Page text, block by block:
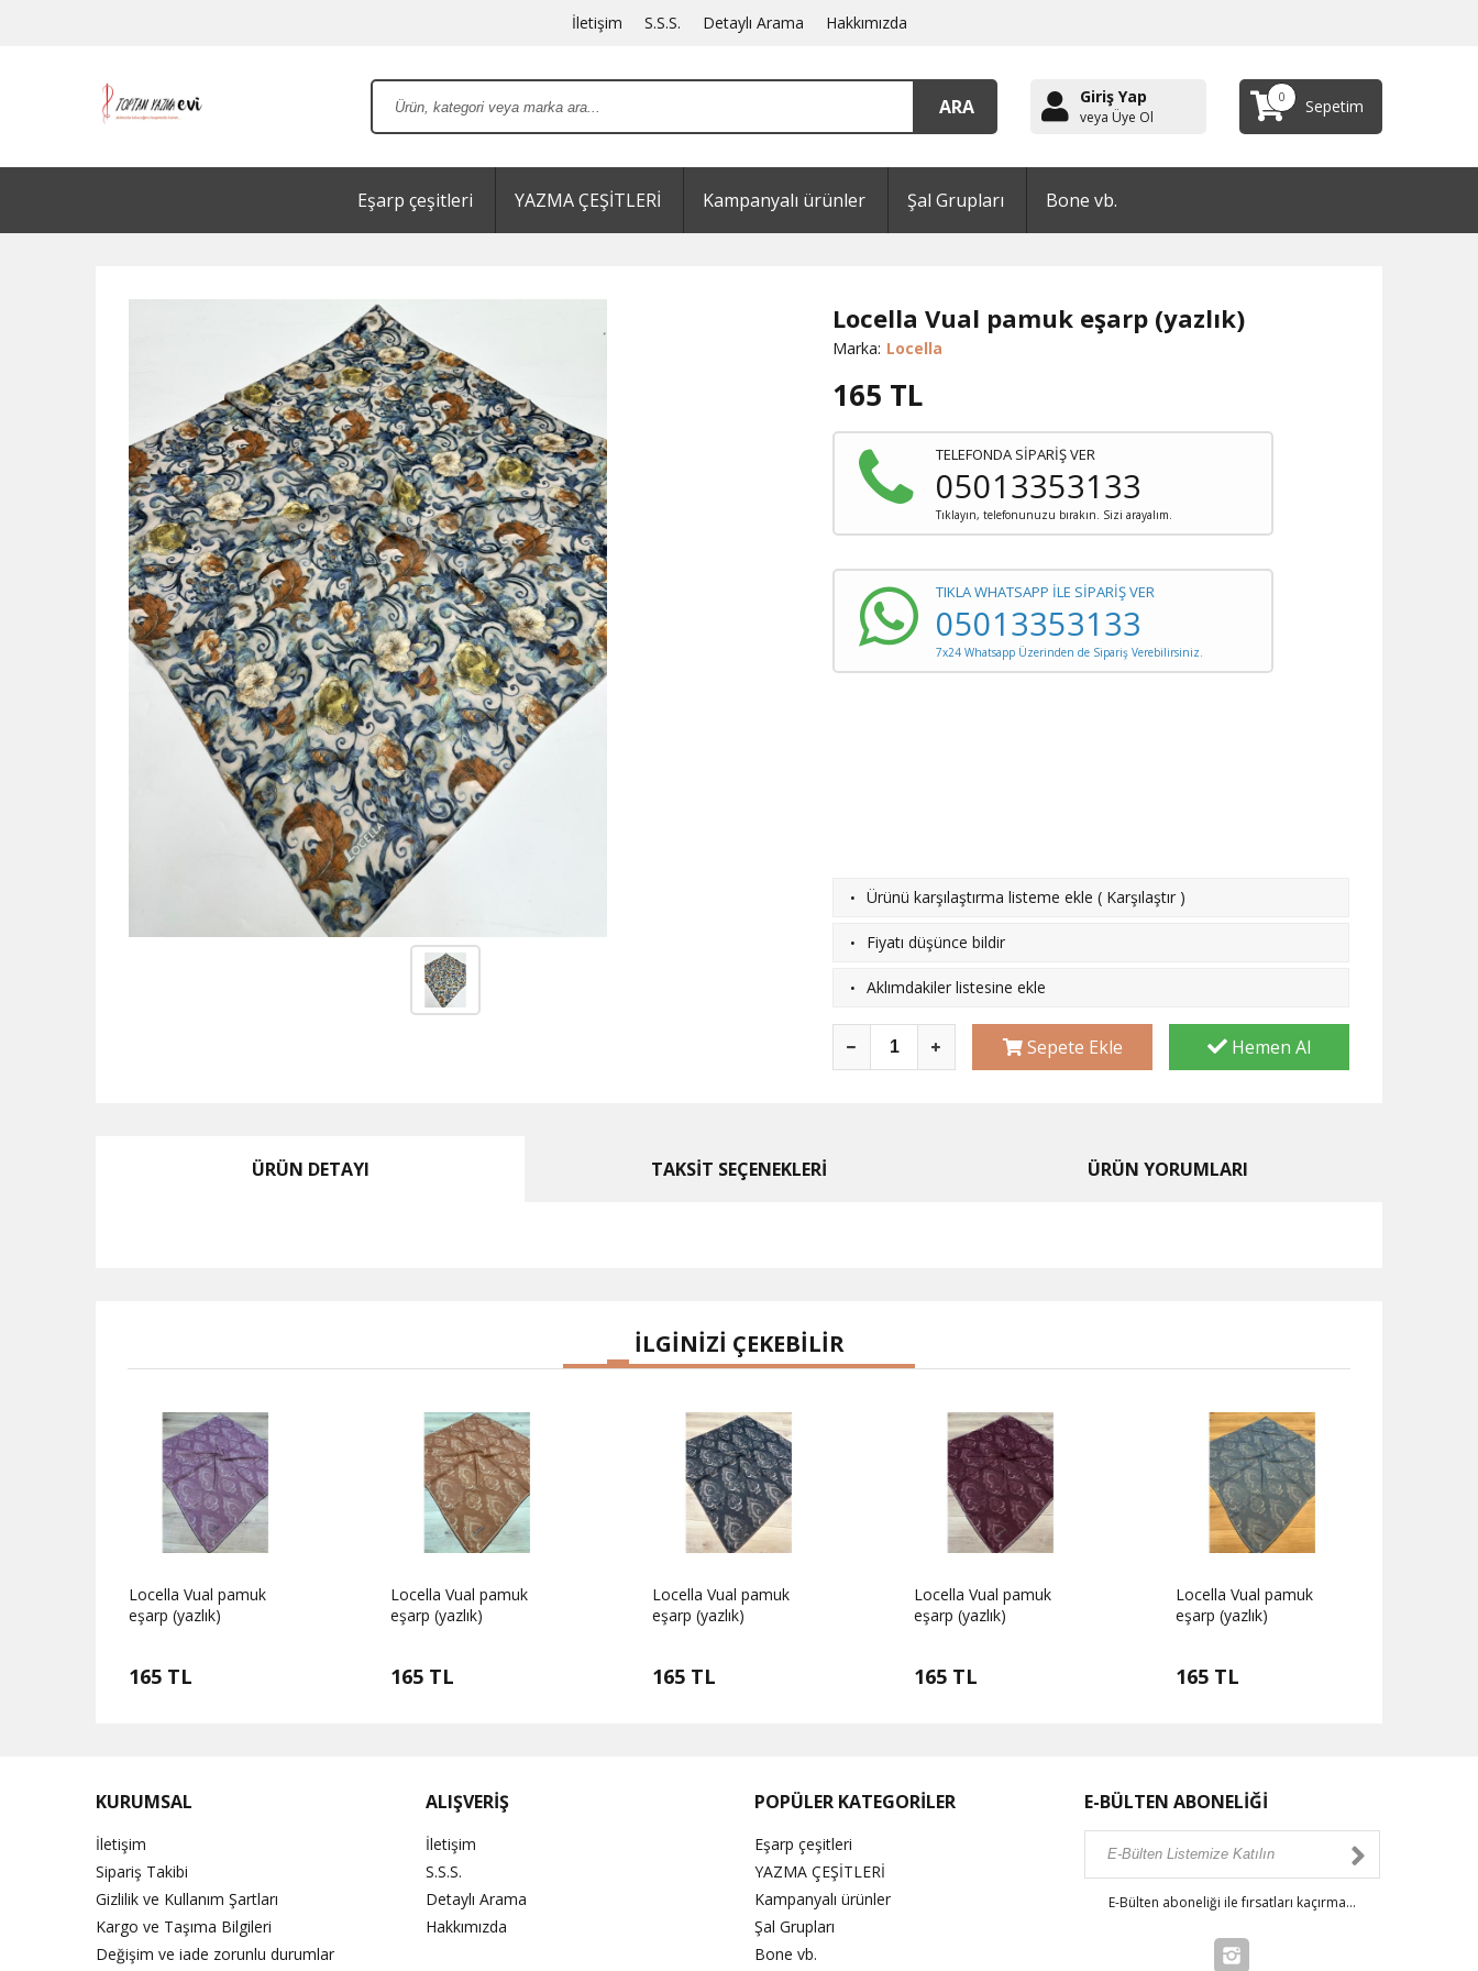
İletişim S.S.S. Detaylı Arama Hakkımızda
Giriş Yap
veya Üye Ol
0 Sepetim
Eşarp çeşitleri YAZMA ÇEŞİTLERİ Kampanyalı ürünler Şal Grupları Bone vb.
Locella Vual pamuk eşarp (yazlık)
Marka: Locella
165 TL
TELEFONDA SİPARİŞ VER
05013353133
Tıklayın, telefonunuzu bırakın. Sizi arayalım.
TIKLA WHATSAPP İLE SİPARİŞ VER
05013353133
7x24 Whatsapp Üzerinden de Sipariş Verebilirsiniz.
· Ürünü karşılaştırma listeme ekle ( Karşılaştır )
· Fiyatı düşünce bildir
· Aklımdakiler listesine ekle
Sepete Ekle Hemen Al
ÜRÜN DETAYI TAKSİT SEÇENEKLERİ ÜRÜN YORUMLARI
İLGİNİZİ ÇEKEBİLİR
Locella Vual pamuk
eşarp (yazlık)
165 TL
Locella Vual pamuk
eşarp (yazlık)
165 TL
Locella Vual pamuk
eşarp (yazlık)
165 TL
Locella Vual pamuk
eşarp (yazlık)
165 TL
Locella Vual pamuk
eşarp (yazlık)
165 TL
KURUMSAL
İletişim
Sipariş Takibi
Gizlilik ve Kullanım Şartları
Kargo ve Taşıma Bilgileri
Değişim ve iade zorunlu durumlar
ALIŞVERİŞ
İletişim
S.S.S.
Detaylı Arama
Hakkımızda
POPÜLER KATEGORİLER
Eşarp çeşitleri
YAZMA ÇEŞİTLERİ
Kampanyalı ürünler
Şal Grupları
Bone vb.
E-BÜLTEN ABONELİĞİ
E-Bülten aboneliği ile fırsatları kaçırma...